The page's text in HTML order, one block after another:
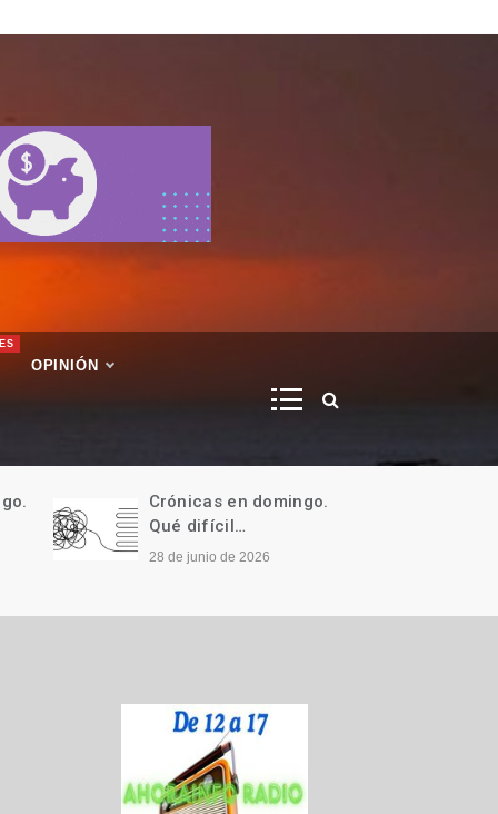
OPINIÓN
Crónicas en domingo.
Qué difícil…
28 de junio de 2026